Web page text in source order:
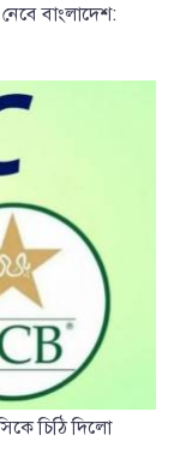
বাংলাদেশ:
চিঠি দিলো